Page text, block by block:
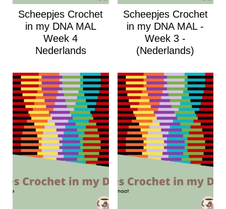
Scheepjes Crochet
in my DNA MAL
Week 4
Nederlands
Scheepjes Crochet
in my DNA MAL -
Week 3 -
(Nederlands)